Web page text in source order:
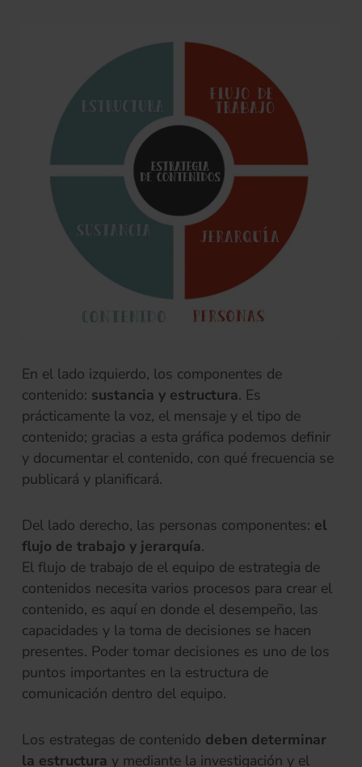
En el lado izquierdo, los componentes de
contenido: sustancia y estructura. Es
prácticamente la voz, el mensaje y el tipo de
contenido; gracias a esta gráfica podemos definir
y documentar el contenido, con qué frecuencia se
publicará y planificará.
Del lado derecho, las personas componentes: el
flujo de trabajo y jerarquía.
El flujo de trabajo de el equipo de estrategia de
contenidos necesita varios procesos para crear el
contenido, es aquí en donde el desempeño, las
capacidades y la toma de decisiones se hacen
presentes. Poder tomar decisiones es uno de los
puntos importantes en la estructura de
comunicación dentro del equipo.
Los estrategas de contenido deben determinar
la estructura y mediante la investigación y el